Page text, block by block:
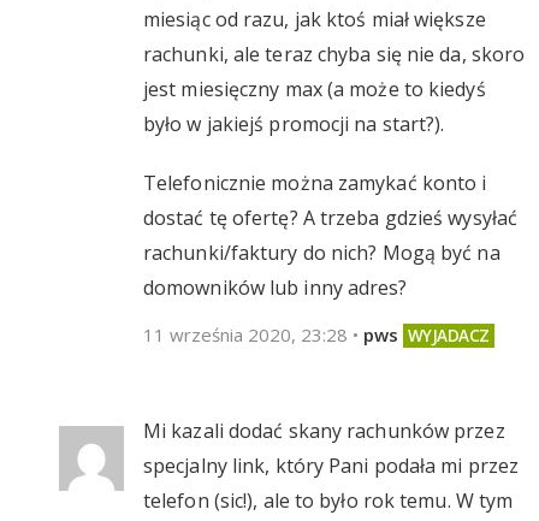
miesiąc od razu, jak ktoś miał większe
rachunki, ale teraz chyba się nie da, skoro
jest miesięczny max (a może to kiedyś
było w jakiejś promocji na start?).
Telefonicznie można zamykać konto i
dostać tę ofertę? A trzeba gdzieś wysyłać
rachunki/faktury do nich? Mogą być na
domowników lub inny adres?
11 września 2020, 23:28 • pws
Mi kazali dodać skany rachunków przez
specjalny link, który Pani podała mi przez
telefon (sic!), ale to było rok temu. W tym